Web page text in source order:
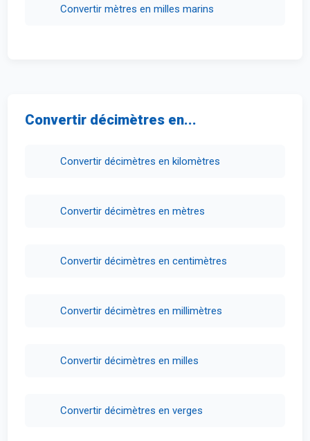
Convertir mètres en milles marins
Convertir décimètres en...
Convertir décimètres en kilomètres
Convertir décimètres en mètres
Convertir décimètres en centimètres
Convertir décimètres en millimètres
Convertir décimètres en milles
Convertir décimètres en verges